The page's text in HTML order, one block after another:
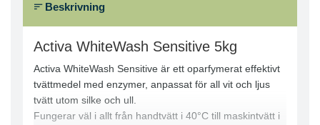
Beskrivning
Activa WhiteWash Sensitive 5kg
Activa WhiteWash Sensitive är ett oparfymerat effektivt
tvättmedel med enzymer, anpassat för all vit och ljus
tvätt utom silke och ull.
Fungerar väl i allt från handtvätt i 40°C till maskintvätt i